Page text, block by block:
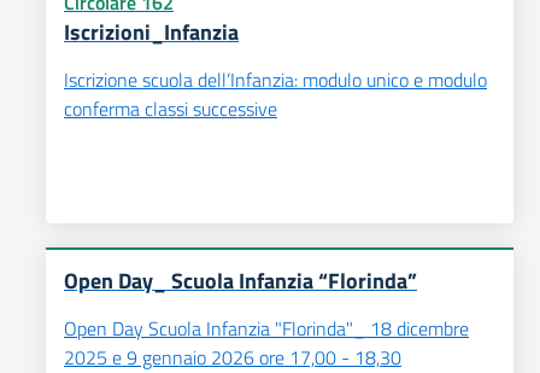
Iscrizioni_Infanzia
Iscrizione scuola dell’Infanzia: modulo unico e modulo
conferma classi successive
Open Day_ Scuola Infanzia “Florinda”
Open Day Scuola Infanzia "Florinda"_ 18 dicembre
2025 e 9 gennaio 2026 ore 17,00 - 18,30